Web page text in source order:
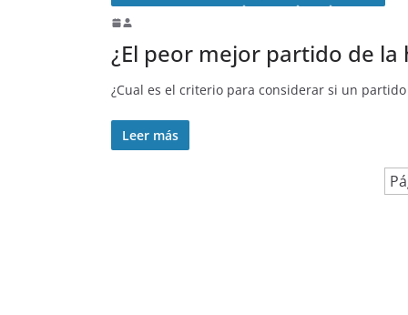
¿El peor mejor partido de la
¿Cual es el criterio para considerar si un
Leer más